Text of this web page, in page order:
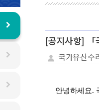
[공지사항] 「
국가유산수
안녕하세요.